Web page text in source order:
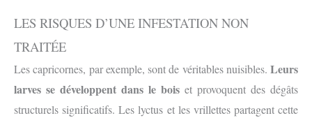
LES RISQUES D’UNE INFESTATION NON
TRAITÉE
Les capricornes, par exemple, sont de véritables nuisibles. Leurs
larves se développent dans le bois et provoquent des dégâts
structurels significatifs. Les lyctus et les vrillettes partagent cette